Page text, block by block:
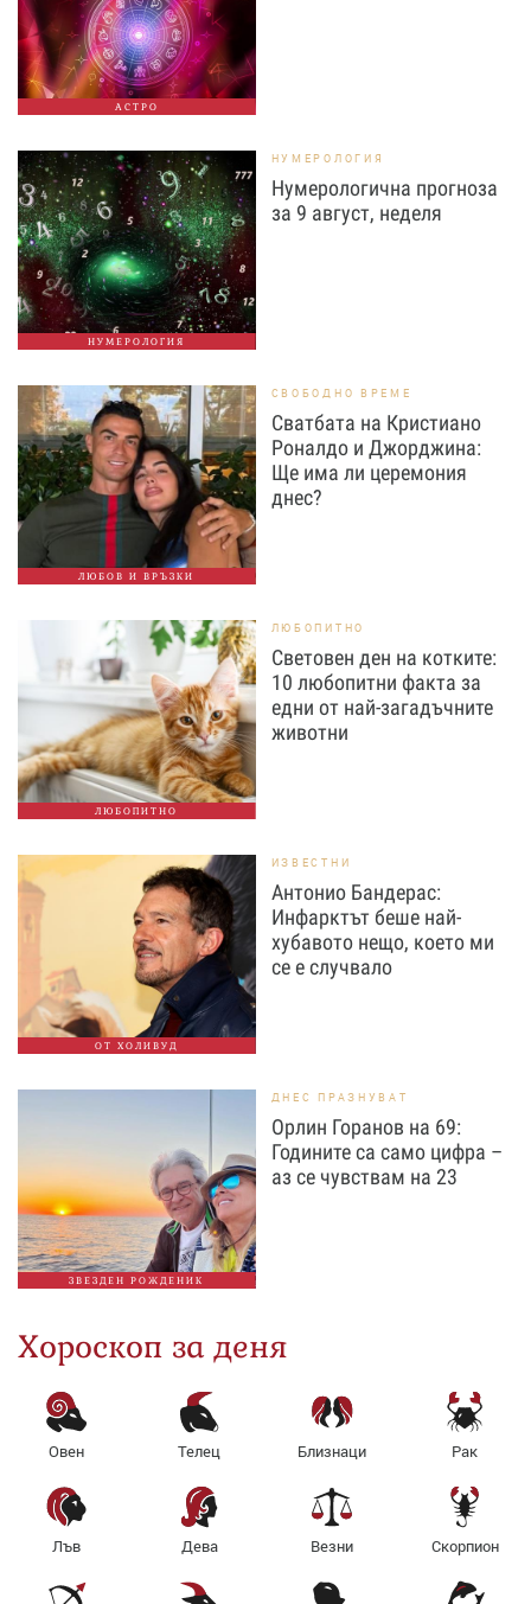
АСТРО
НУМЕРОЛОГИЯ
НУМЕРОЛОГИЯ
Нумерологична прогноза
за 9 август, неделя
ЛЮБОВ И ВРЪЗКИ
СВОБОДНО ВРЕМЕ
Сватбата на Кристиано
Роналдо и Джорджина:
Ще има ли церемония
днес?
ЛЮБОПИТНО
ЛЮБОПИТНО
Световен ден на котките:
10 любопитни факта за
едни от най-загадъчните
животни
ОТ ХОЛИВУД
ИЗВЕСТНИ
Антонио Бандерас:
Инфарктът беше най-
хубавото нещо, което ми
се е случвало
ЗВЕЗДЕН РОЖДЕНИК
ДНЕС ПРАЗНУВАТ
Орлин Горанов на 69:
Годините са само цифра –
аз се чувствам на 23
Хороскоп за деня
Овен Телец Близнаци Рак
Лъв Дева Везни Скорпион